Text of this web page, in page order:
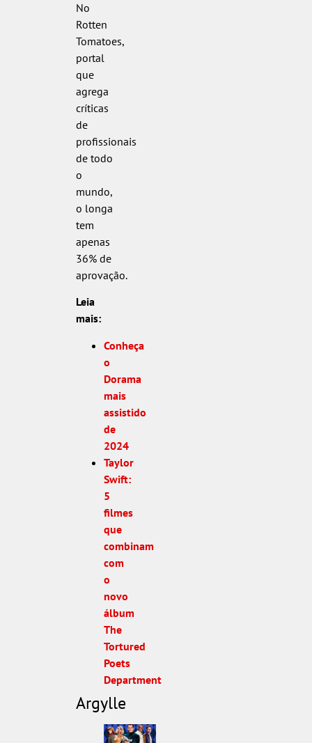
No
Rotten
Tomatoes,
portal
que
agrega
críticas
de
profissionais
de todo
o
mundo,
o longa
tem
apenas
36% de
aprovação.
Leia
mais:
Conheça
o
Dorama
mais
assistido
de
2024
Taylor
Swift:
5
filmes
que
combinam
com
o
novo
álbum
The
Tortured
Poets
Department
Argylle